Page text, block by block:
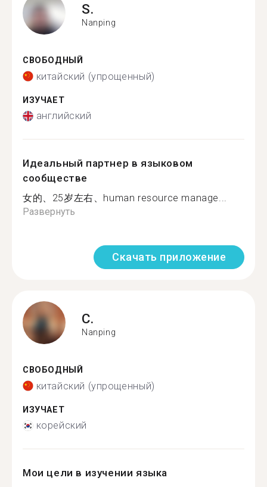
S.
Nanping
СВОБОДНЫЙ
китайский (упрощенный)
ИЗУЧАЕТ
английский
Идеальный партнер в языковом
сообществе
女的、25岁左右、human resource manage...
Развернуть
Скачать приложение
C.
Nanping
СВОБОДНЫЙ
китайский (упрощенный)
ИЗУЧАЕТ
корейский
Мои цели в изучении языка